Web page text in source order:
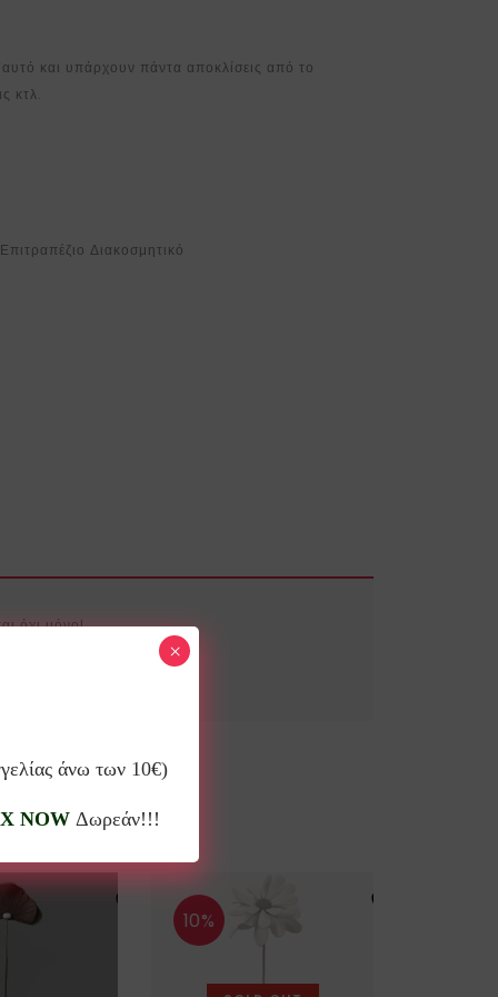
και υπάρχουν πάντα αποκλίσεις από το
κτλ.
Επιτραπέζιο Διακοσμητικό
όχι μόνο!
10%
άνω των 10€)
NOWΔωρεάν!!!
×